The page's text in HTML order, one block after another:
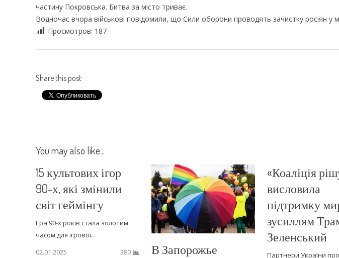
частину Покровська. Битва за місто триває.
Водночас вчора військові повідомили, що Сили оборони проводять зачистку росіян у
Просмотров: 187
Share this post
You may also like...
15 культових ігор
90-х, які змінили
світ геймінгу
Ера 90-х років стала золотим
часом для ігрової…
02.01.2025
380
В Запорожье
«Коаліція
висловила
підтримку
зусиллям
Зеленський
Партнери України